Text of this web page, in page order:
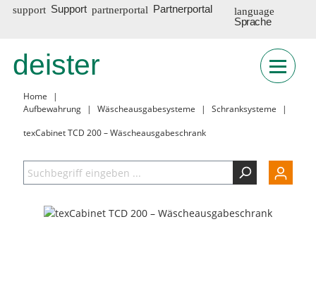
Support
Partnerportal
Sprache
INT
deister
Home
|
Aufbewahrung
| Wäscheausgabesysteme | Schranksysteme
|
texCabinet TCD 200 – Wäscheausgabeschrank